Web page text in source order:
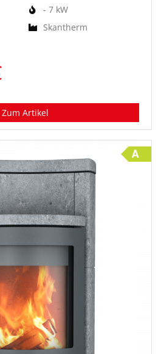
- 7 kW
Skantherm
Zum Artikel